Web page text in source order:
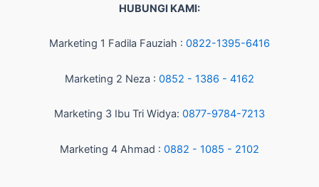
HUBUNGI KAMI:
Marketing 1 Fadila Fauziah : 0822-1395-6416
Marketing 2 Neza : 0852 - 1386 - 4162
Marketing 3 Ibu Tri Widya: 0877-9784-7213
Marketing 4 Ahmad : 0882 - 1085 - 2102